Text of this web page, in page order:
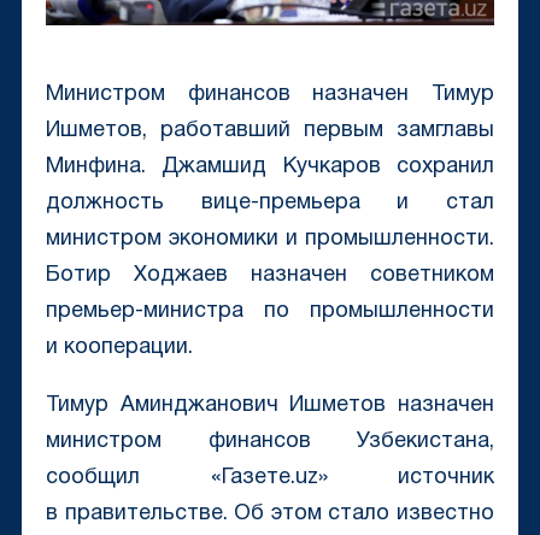
Министром финансов назначен Тимур
Ишметов, работавший первым замглавы
Минфина. Джамшид Кучкаров сохранил
должность вице-премьера и стал
министром экономики и промышленности.
Ботир Ходжаев назначен советником
премьер-министра по промышленности
и кооперации.
Тимур Аминджанович Ишметов назначен
министром финансов Узбекистана,
сообщил «Газете.uz» источник
в правительстве. Об этом стало известно